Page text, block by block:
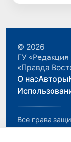
© 2026
ГУ «Редакция
«Правда
О насАвторы
Все права